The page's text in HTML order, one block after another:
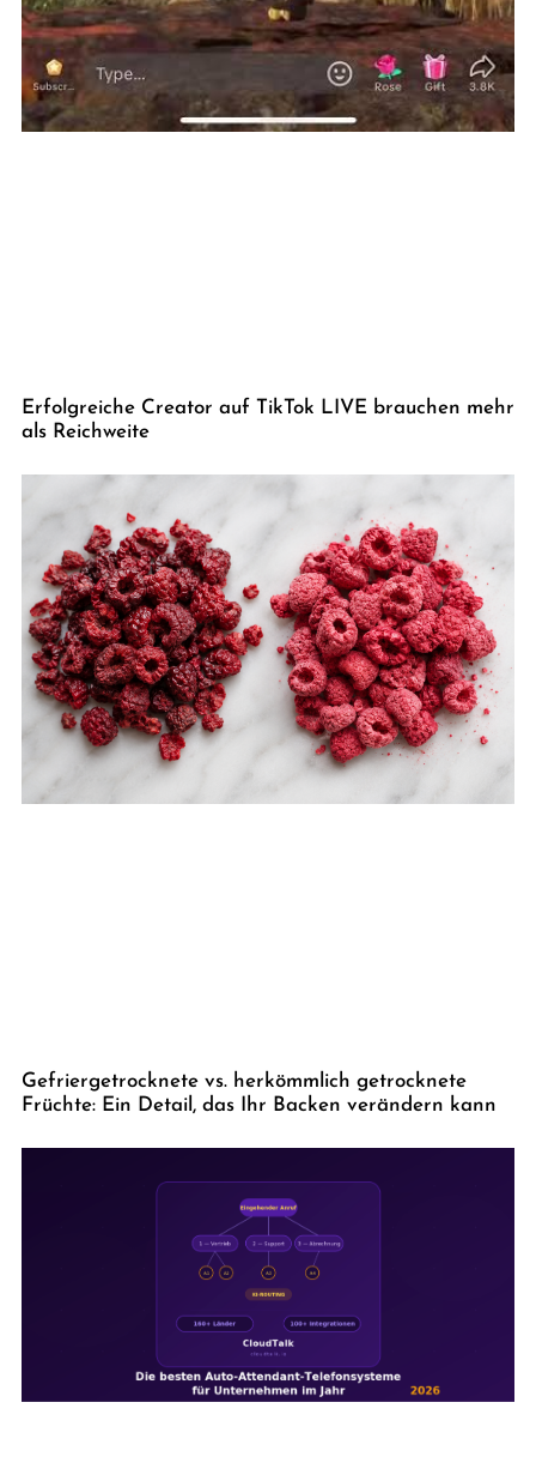
Erfolgreiche Creator auf TikTok LIVE brauchen mehr
als Reichweite
Gefriergetrocknete vs. herkömmlich getrocknete
Früchte: Ein Detail, das Ihr Backen verändern kann